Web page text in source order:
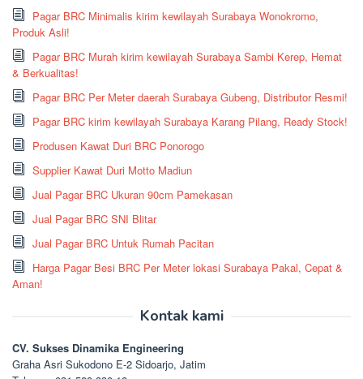
Pagar BRC Minimalis kirim kewilayah Surabaya Wonokromo,
Produk Asli!
Pagar BRC Murah kirim kewilayah Surabaya Sambi Kerep, Hemat
& Berkualitas!
Pagar BRC Per Meter daerah Surabaya Gubeng, Distributor Resmi!
Pagar BRC kirim kewilayah Surabaya Karang Pilang, Ready Stock!
Produsen Kawat Duri BRC Ponorogo
Supplier Kawat Duri Motto Madiun
Jual Pagar BRC Ukuran 90cm Pamekasan
Jual Pagar BRC SNI Blitar
Jual Pagar BRC Untuk Rumah Pacitan
Harga Pagar Besi BRC Per Meter lokasi Surabaya Pakal, Cepat &
Aman!
Kontak kami
CV. Sukses Dinamika Engineering
Graha Asri Sukodono E-2 Sidoarjo, Jatim